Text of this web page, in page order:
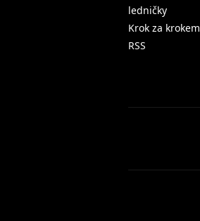
ledničky
Krok za krokem
RSS